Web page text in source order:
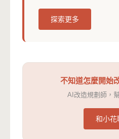
探索更多
不知道怎麼開始
AI改造規劃師，
和小花